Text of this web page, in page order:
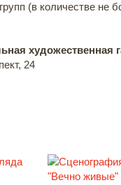
(в количестве не
художественная
24